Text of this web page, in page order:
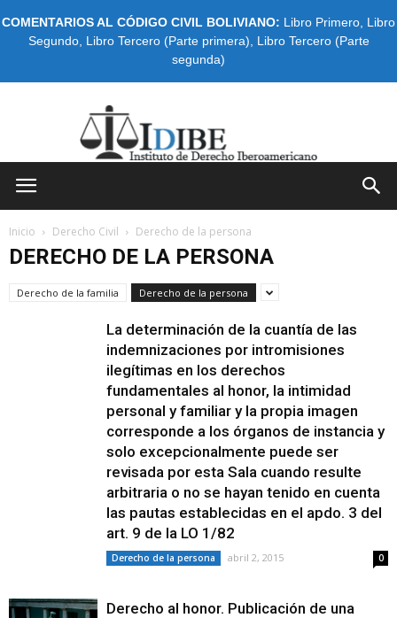
COMENTARIOS AL CÓDIGO CIVIL BOLIVIANO: Libro Primero Libro
Segundo, Libro Tercero (Parte primera)
Libro Tercero (Parte
segunda)
Inicio Derecho Civil Derecho de la persona
DERECHO DE LA PERSONA
Derecho de la familia Derecho de la persona
La determinación de la cuantía de las
indemnizaciones por intromisiones
ilegítimas en los derechos
fundamentales al honor, la intimidad
personal y familiar y la propia imagen
corresponde a los órganos de instancia y
solo excepcionalmente puede ser
revisada por esta Sala cuando resulte
arbitraria o no se hayan tenido en cuenta
las pautas establecidas en el apdo. 3 del
art. 9 de la LO 1/82
Derecho de la persona abril 2, 2015 0
Derecho al honor. Publicación de una